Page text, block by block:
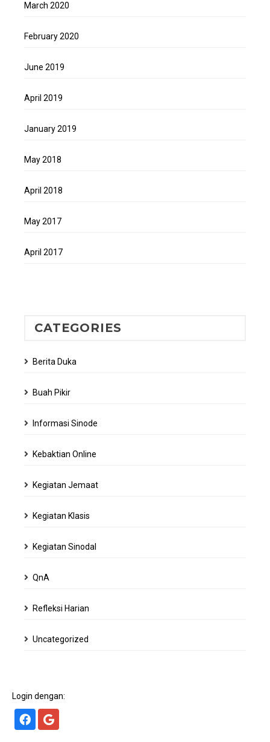
March 2020
February 2020
June 2019
April 2019
January 2019
May 2018
April 2018
May 2017
April 2017
CATEGORIES
Berita Duka
Buah Pikir
Informasi Sinode
Kebaktian Online
Kegiatan Jemaat
Kegiatan Klasis
Kegiatan Sinodal
QnA
Refleksi Harian
Uncategorized
Login dengan: